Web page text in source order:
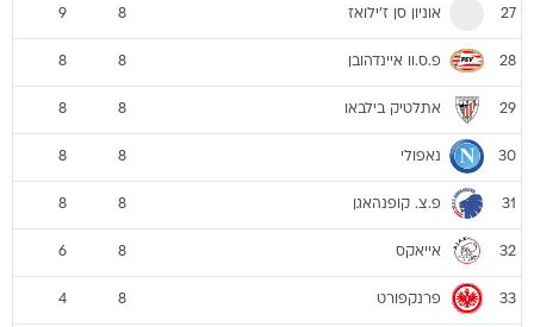
27 אוניון סן ז'ילואז 8
9
28 פ.ס.וו איינדהובן 8
8
29 אתלטיק בילבאו 8
8
30 נאפולי 8
8
31 פ.צ. קופנהאגן 8
8
32 אייאקס 8
6
33 פרנקפורט 8
4